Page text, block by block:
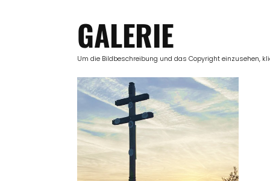
GALERIE
Um die Bildbeschreibung und das Copyright einzusehen,